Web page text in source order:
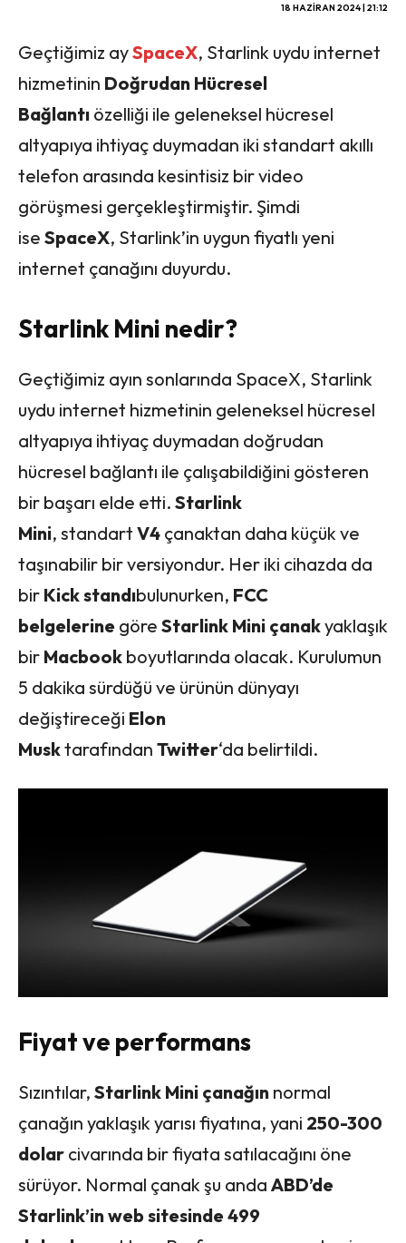
18 HAZIRAN 2024 | 21:12
Geçtiğimiz aySpaceX, Starlink uydu internet
hizmetinin Doğrudan Hücresel
Bağlantı özelliği ile geleneksel hücresel
altyapıya ihtiyaç duymadan iki standart akıllı
telefon arasında kesintisiz bir video
görüşmesi gerçekleştirmiştir. Şimdi
ise SpaceX, Starlink’in uygun fiyatlı yeni
internet çanağını duyurdu.
Starlink Mini nedir?
Geçtiğimiz ayın sonlarında SpaceX, Starlink
uydu internet hizmetinin geleneksel hücresel
altyapıya ihtiyaç duymadan doğrudan
hücresel bağlantı ile çalışabildiğini gösteren
bir başarı elde etti. Starlink
Mini, standart V4 çanaktan daha küçük ve
taşınabilir bir versiyondur. Her iki cihazda da
bir Kick standıbulunurken, FCC
belgelerine göre Starlink Mini çanakyaklaşık
bir Macbook boyutlarında olacak. Kurulumun
5 dakika sürdüğü ve ürünün dünyayı
değiştireceği Elon
Musktarafından Twitter‘da belirtildi.
Fiyat ve performans
Sızıntılar, Starlink Mini çanağın normal
çanağın yaklaşık yarısı fiyatına, yani 250-300
dolar civarında bir fiyata satılacağını öne
sürüyor. Normal çanak şu anda ABD’de
Starlink’in web sitesinde 499